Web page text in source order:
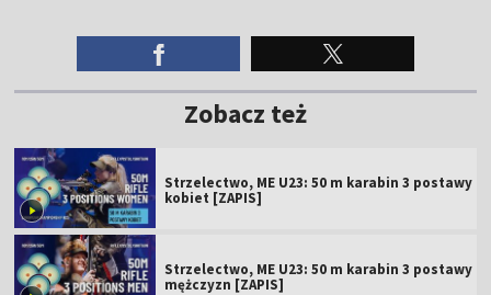
Zobacz też
Strzelectwo, ME U23: 50 m karabin 3 postawy
kobiet [ZAPIS]
Strzelectwo, ME U23: 50 m karabin 3 postawy
mężczyzn [ZAPIS]